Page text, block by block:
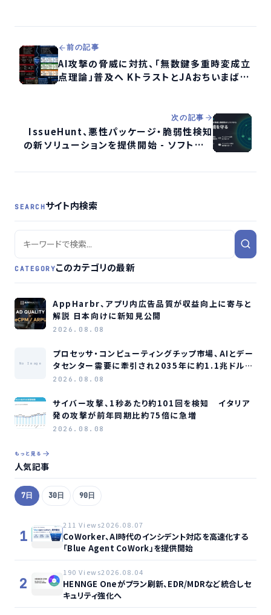
前の記事
AI攻撃の脅威に対抗、「無数鍵多重時変成立
点理論」普及へ KトラストとJAおちいまばり
次の記事
IssueHunt、悪性パッケージ・脆弱性検知
の新ソリューションを提供開始 - ソフトウェ
SEARCHサイト内検索
CATEGORYこのカテゴリの最新
AppHarbr、アプリ内広告品質が収益向上に寄与と
解説 日本向けに新知見公開
2026.08.08
No Image
プロセッサ・コンピューティングチップ市場、AIとデー
タセンター需要に牽引され2035年に約1.1兆ドル規
模へ成長か
2026.08.08
サイバー攻撃、1秒あたり約101回を検知 イタリア
発の攻撃が前年同期比約75倍に急増
2026.08.08
もっと見る
人気記事
7日 30日 90日
1
211 Views2026.08.07
CoWorker、AI時代のインシデント対応を高速化する
「Blue Agent CoWork」を提供開始
2
190 Views2026.08.04
HENNGE Oneがプラン刷新、EDR/MDRなど統合しセ
キュリティ強化へ